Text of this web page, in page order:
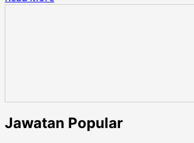
Sembilan
Januari
2017
Jawatan Popular